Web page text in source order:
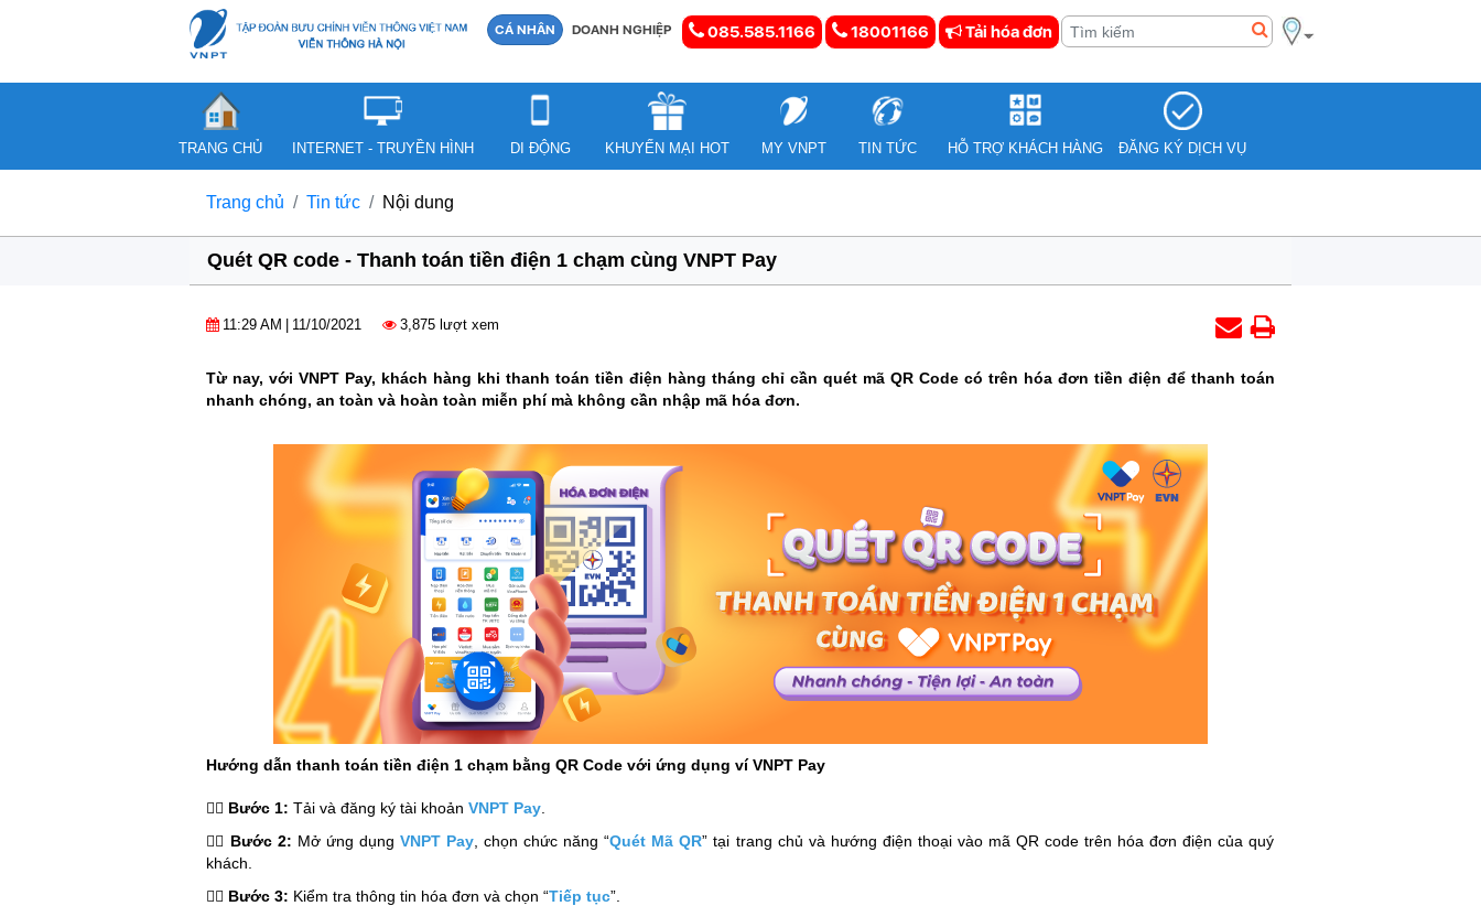
CÁ NHÂN DOANH NGHIỆP 085.585.1166 18001166 Tải hóa đơn
TRANG CHỦ INTERNET - TRUYỀN HÌNH DI ĐỘNG KHUYẾN MẠI HOT MY VNPT TIN TỨC HỖ TRỢ KHÁCH HÀNG ĐĂNG KÝ DỊCH VỤ
Trang chủ Tin tức Nội dung
Quét QR code - Thanh toán tiền điện 1 chạm cùng VNPT Pay
11:29 AM 11/10/2021 3,875 lượt xem
Từ nay, với VNPT Pay, khách hàng khi thanh toán tiền điện hàng tháng chỉ cần quét mã QR Code có trên hóa đơn tiền điện để thanh toán
nhanh chóng, an toàn và hoàn toàn miễn phí mà không cần nhập mã hóa đơn.
Hướng dẫn thanh toán tiền điện 1 chạm bằng QR Code với ứng dụng ví VNPT Pay
👉🏻 Bước 1: Tải và đăng ký tài khoản VNPT Pay
👉🏻 Bước 2: Mở ứng dụngVNPT Pay , chọn chức năng “Quét Mã QR” tại trang chủ và hướng điện thoại vào mã QR code trên hóa đơn điện của quý
khách.
👉🏻 Bước 3: Kiểm tra thông tin hóa đơn và chọn “Tiếp tục”.